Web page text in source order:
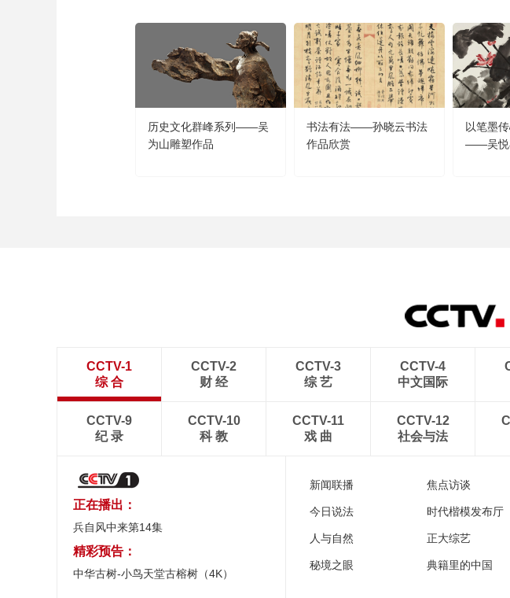
历史文化群峰系列——吴
为山雕塑作品
书法有法——孙晓云书法
作品欣赏
以笔墨
——吴悦
CCTV-1
综 合
CCTV-2
财 经
CCTV-3
综 艺
CCTV-4
中文国际
CCTV-9
纪 录
CCTV-10
科 教
CCTV-11
戏 曲
CCTV-12
社会与法
正在播出：
兵自风中来第14集
精彩预告：
中华古树-小鸟天堂古榕树（4K）
新闻联播 焦点访谈
今日说法 时代楷模发布厅
人与自然 正大综艺
秘境之眼 典籍里的中国